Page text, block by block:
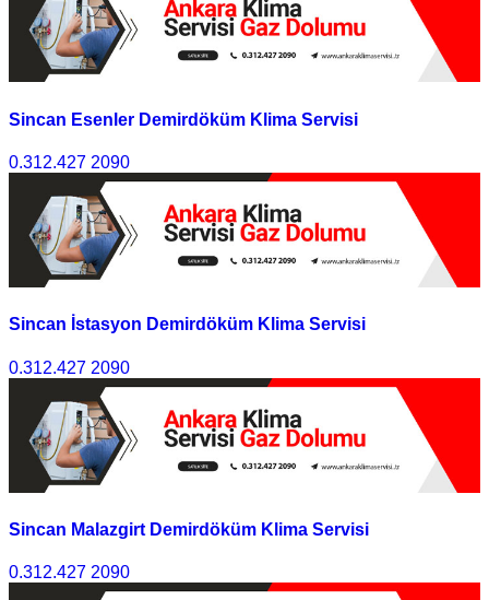
Sincan Esenler Demirdöküm Klima Servisi
0.312.427 2090
Sincan İstasyon Demirdöküm Klima Servisi
0.312.427 2090
Sincan Malazgirt Demirdöküm Klima Servisi
0.312.427 2090